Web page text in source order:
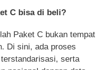
C bisa di beli?
Paket C bukan tempat
Di sini, ada proses
serta